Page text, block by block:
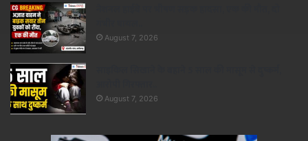
August 7, 2026
August 7, 2026